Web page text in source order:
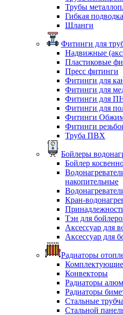
Трубы
Гибкая подводка
Шланги
Фитинги для
Надвижные
Пластиковые
Пресс фитинги
Фитинги для
Фитинги для
Фитинги для
Фитинги для
Фитинги
Фитинги
Труба ПВХ
Бойлеры
Бойлер
накопительные
Кран-
Тэн для
Аксессуар для
Аксессуар для
Радиаторы
Комплектующие
Конвекторы
Радиаторы
Радиаторы
Стальные
Стальной